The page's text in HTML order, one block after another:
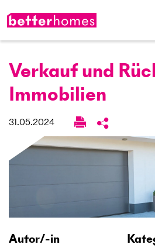
Verkauf und
Immobilien
31.05.2024
Autor/-in